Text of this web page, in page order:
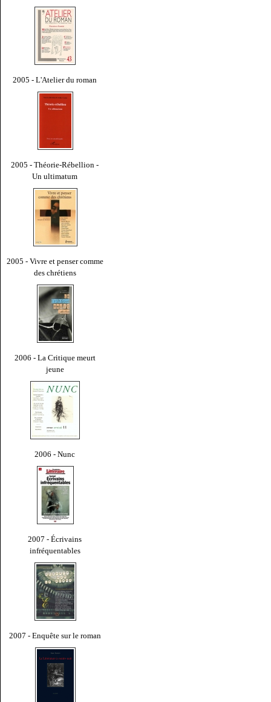
2005 - L'Atelier du roman
2005 - Théorie-Rébellion -
Un ultimatum
2005 - Vivre et penser comme
des chrétiens
2006 - La Critique meurt
jeune
2006 - Nunc
2007 - Écrivains
infréquentables
2007 - Enquête sur le roman